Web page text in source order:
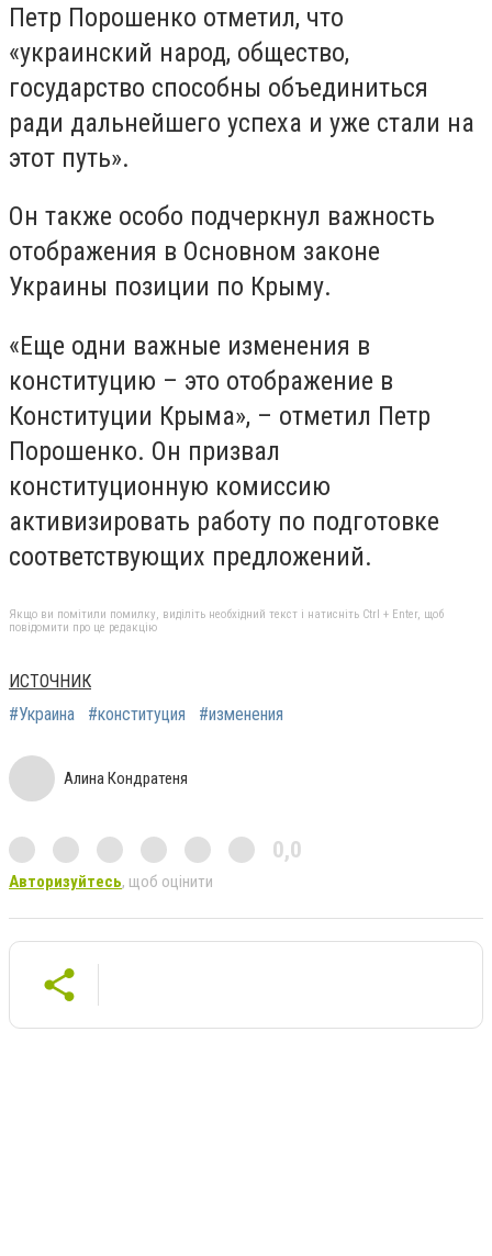
Петр Порошенко отметил, что
«украинский народ, общество,
государство способны объединиться
ради дальнейшего успеха и уже стали на
этот путь».
Он также особо подчеркнул важность
отображения в Основном законе
Украины позиции по Крыму.
«Еще одни важные изменения в
конституцию – это отображение в
Конституции Крыма», – отметил Петр
Порошенко. Он призвал
конституционную комиссию
активизировать работу по подготовке
соответствующих предложений.
Якщо ви помітили помилку, виділіть необхідний текст і натисніть Ctrl + Enter, щоб
повідомити про це редакцію
ИСТОЧНИК
#Украина
#конституция #изменения
Алина Кондратеня
0,0
Авторизуйтесь, щоб оцінити